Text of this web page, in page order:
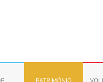
PATRIMÓNIO